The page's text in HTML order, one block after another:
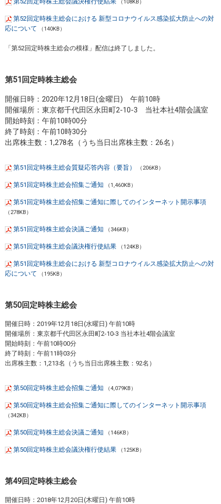
（108KB）
第52回定時株主総会における 新型コロナウイルス感染拡⼤防⽌への対
応について
（140KB）
「第52回定時株主総会の模様」配信は終了しました。
第51回定時株主総会
開催日時：2020年12月18日(金曜日) 午前10時
開催場所：東京都千代田区永田町2-10-3 当社本社4階会議室
開始時刻：午前10時00分
終了時刻：午前10時30分
出席株主数：1,278名（うち当日出席株主数：26名）
第51回定時株主総会質疑応答内容（要旨） （206KB）
第51回定時株主総会招集ご通知 （1,460KB）
第51回定時株主総会招集ご通知に際してのインターネット開示事項
（278KB）
第51回定時株主総会決議ご通知 （346KB）
第51回定時株主総会議決権行使結果 （124KB）
第51回定時株主総会における 新型コロナウイルス感染拡⼤防⽌への対
応について
（195KB）
第50回定時株主総会
開催日時：2019年12月18日(水曜日) 午前10時
開催場所：東京都千代田区永田町2-10-3 当社本社4階会議室
開始時刻：午前10時00分
終了時刻：午前11時03分
出席株主数：1,213名（うち当日出席株主数：92名）
第50回定時株主総会招集ご通知 （4,079KB）
第50回定時株主総会招集ご通知に際してのインターネット開示事項
（342KB）
第50回定時株主総会決議ご通知 （146KB）
第50回定時株主総会議決権行使結果 （125KB）
第49回定時株主総会
開催日時：2018年12月20日(木曜日) 午前10時